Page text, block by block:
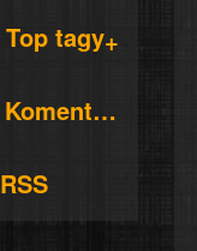
Top tagy
Komentáře
RSS